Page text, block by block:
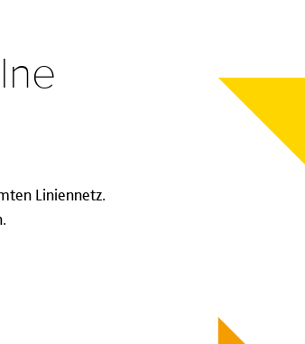
Liniennetz.